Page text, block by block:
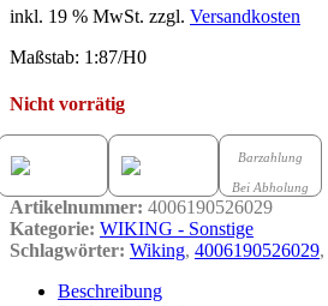
inkl. 19 % MwSt. zzgl. Versandkosten
Maßstab: 1:87/H0
Nicht vorrätig
Barzahlung
Bei Abholung
Artikelnummer: 4006190526029
Kategorie: WIKING - Sonstige
Schlagwörter: Wiking, 4006190526029,
Beschreibung